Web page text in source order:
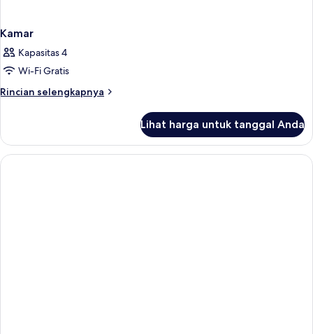
Kamar
Kapasitas 4
Wi-Fi Gratis
Rincian selengkapnya
Rincian
Kamar
Lihat harga untuk tanggal Anda